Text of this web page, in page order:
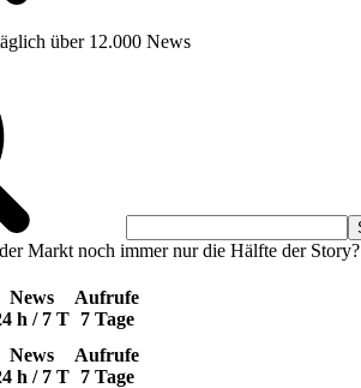
über 12.000 News
Markt noch immer nur die Hälfte der Story?
News
h / 7 T
Aufrufe
7 Tage
News
h / 7 T
Aufrufe
7 Tage